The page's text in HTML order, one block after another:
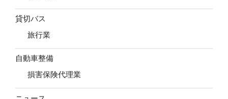
貸切バス
旅行業
自動車整備
損害保険代理業